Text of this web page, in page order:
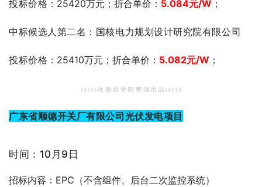
投标价格 ：25420万元；折合单价： 5.084元/W ；
中标候选人第二名：国核电力规划设计研究院有限公司
投标价格 ：25410万元；折合单价： 5.082元/W ；
>>>>>坎 德 拉 学 院 整 理 出 品<<<<<
广东省顺德开关厂有限公司光伏发电项目
时间：10月9日
招标内容：EPC（不含组件、后台二次监控系统）